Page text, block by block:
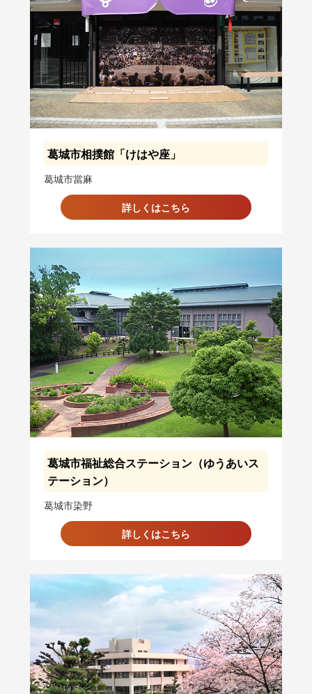
葛城市相撲館「けはや座」
葛城市當麻
詳しくはこちら
葛城市福祉総合ステーション（ゆうあいス
テーション）
葛城市染野
詳しくはこちら